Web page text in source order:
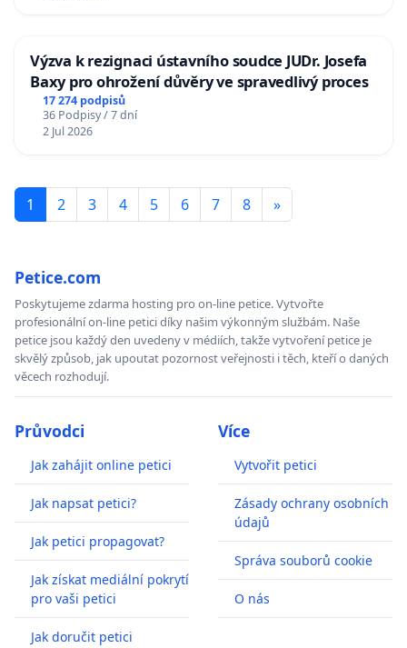
Výzva k rezignaci ústavního soudce JUDr. Josefa
Baxy pro ohrožení důvěry ve spravedlivý proces
17 274 podpisů
36 Podpisy / 7 dní
2 Jul 2026
1 2 3 4 5 6 7 8 »
Petice.com
Poskytujeme zdarma hosting pro on-line petice. Vytvořte
profesionální on-line petici díky našim výkonným službám. Naše
petice jsou každý den uvedeny v médiích, takže vytvoření petice je
skvělý způsob, jak upoutat pozornost veřejnosti i těch, kteří o daných
věcech rozhodují.
Průvodci
Jak zahájit online petici
Jak napsat petici?
Jak petici propagovat?
Jak získat mediální pokrytí
pro vaši petici
Jak doručit petici
Více
Vytvořit petici
Zásady ochrany osobních
údajů
Správa souborů cookie
O nás